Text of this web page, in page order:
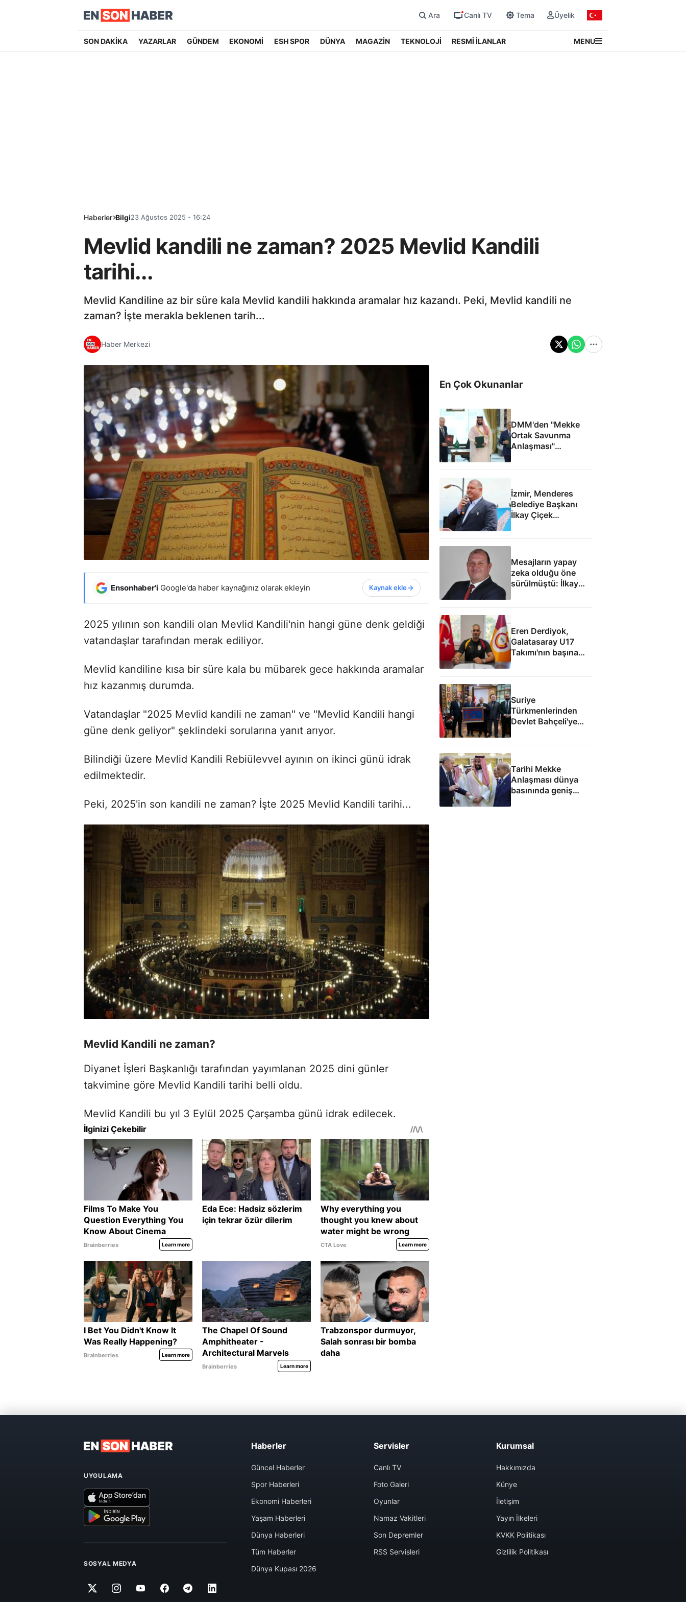
Ara Canlı TV Tema Üyelik
SON DAKİKA YAZARLAR GÜNDEM EKONOMİ ESH SPOR DÜNYA MAGAZİN TEKNOLOJİ RESMİ İLANLAR MENU
Haberler Bilgi23 Ağustos 2025 - 16:24
Mevlid kandili ne zaman? 2025 Mevlid Kandili
tarihi...
Mevlid Kandiline az bir süre kala Mevlid kandili hakkında aramalar hız kazandı. Peki, Mevlid kandili ne
zaman? İşte merakla beklenen tarih...
Haber Merkezi
Ensonhaber'i Google'da haber kaynağınız olarak ekleyin Kaynak ekle
2025 yılının son kandili olan Mevlid Kandili'nin hangi güne denk geldiği
vatandaşlar tarafından merak ediliyor.
Mevlid kandiline kısa bir süre kala bu mübarek gece hakkında aramalar
hız kazanmış durumda.
Vatandaşlar "2025 Mevlid kandili ne zaman" ve "Mevlid Kandili hangi
güne denk geliyor" şeklindeki sorularına yanıt arıyor.
Bilindiği üzere Mevlid Kandili Rebiülevvel ayının on ikinci günü idrak
edilmektedir.
Peki, 2025'in son kandili ne zaman? İşte 2025 Mevlid Kandili tarihi...
Mevlid Kandili ne zaman?
Diyanet İşleri Başkanlığı tarafından yayımlanan 2025 dini günler
takvimine göre Mevlid Kandili tarihi belli oldu.
Mevlid Kandili bu yıl 3 Eylül 2025 Çarşamba günü idrak edilecek.
En Çok Okunanlar
DMM'den "Mekke
Ortak Savunma
Anlaşması"
iddialarına yalanlama
İzmir, Menderes
Belediye Başkanı
İlkay Çiçek
Mesajların yapay
zeka olduğu öne
sürülmüştü: İlkay
Eren Derdiyok,
Galatasaray U17
Takımı'nın başına
geçti
Suriye
Türkmenlerinden
Devlet Bahçeli'ye
yapılanma gündemi
Tarihi Mekke
Anlaşması dünya
basınında geniş
yankı uyandırdı
UYGULAMA
SOSYAL MEDYA
Haberler
Güncel Haberler
Spor Haberleri
Ekonomi Haberleri
Yaşam Haberleri
Dünya Haberleri
Tüm Haberler
Dünya Kupası 2026
Servisler
Canlı TV
Foto Galeri
Oyunlar
Namaz Vakitleri
Son Depremler
RSS Servisleri
Kurumsal
Hakkımızda
Künye
İletişim
Yayın İlkeleri
KVKK Politikası
Gizlilik Politikası